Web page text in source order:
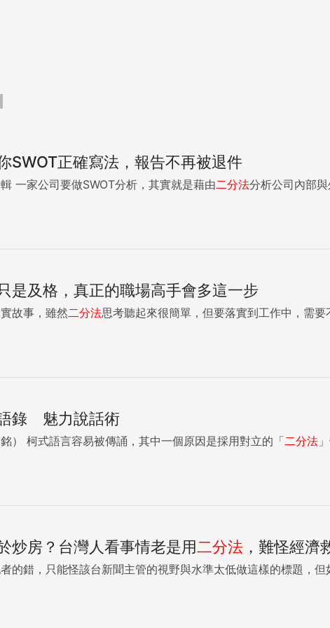
SWOT正確寫法，報告不再被退件
二分思考法就是底層邏輯 一家公司要做SWOT分析，其實就是藉由二分法分析公司內部與
是及格，真正的職場高手會多這一步
故事，雖然二分法思考聽起來很簡單，但要落實到工作中，需要
錄 魅力說話術
（回嗆鴻海董事長郭台銘） 柯式語言容易被傳誦，其中一個原因是採用對立的「二分法
炒房？台灣人看事情老是用二分法 ，難怪經濟
的錯，只能怪該台新聞主管的視野與水準太低做這樣的標題，